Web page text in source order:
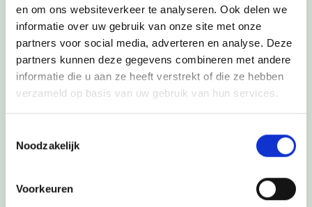
en om ons websiteverkeer te analyseren. Ook delen we
informatie over uw gebruik van onze site met onze
partners voor social media, adverteren en analyse. Deze
partners kunnen deze gegevens combineren met andere
informatie die u aan ze heeft verstrekt of die ze hebben
verzameld op basis van uw gebruik van hun services.
Noodzakelijk
Voorkeuren